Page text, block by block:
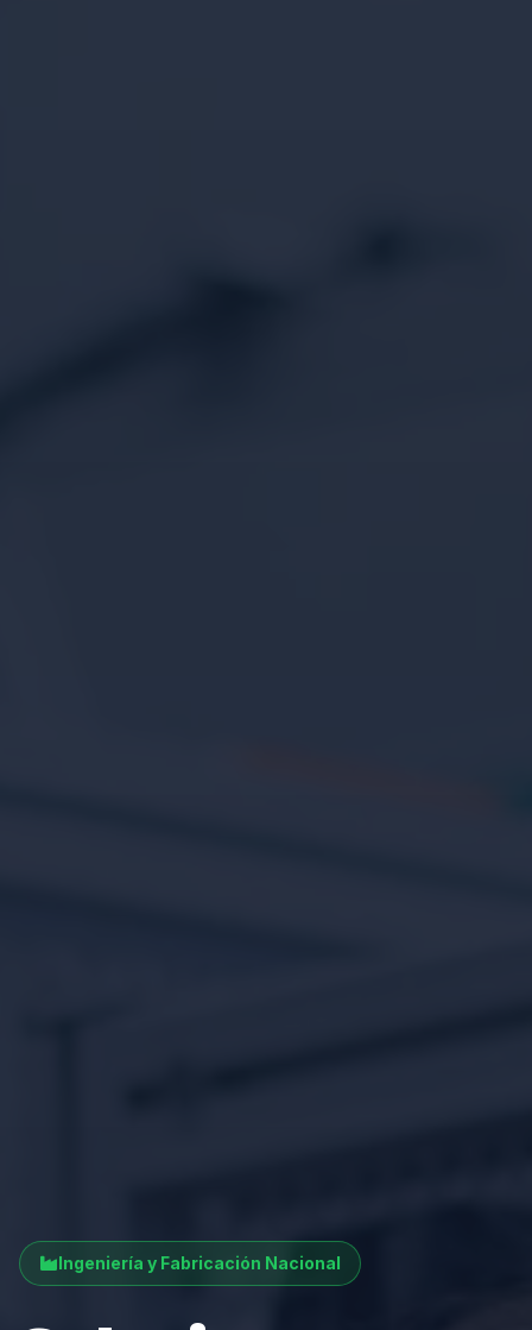
Ingeniería y Fabricación Nacional